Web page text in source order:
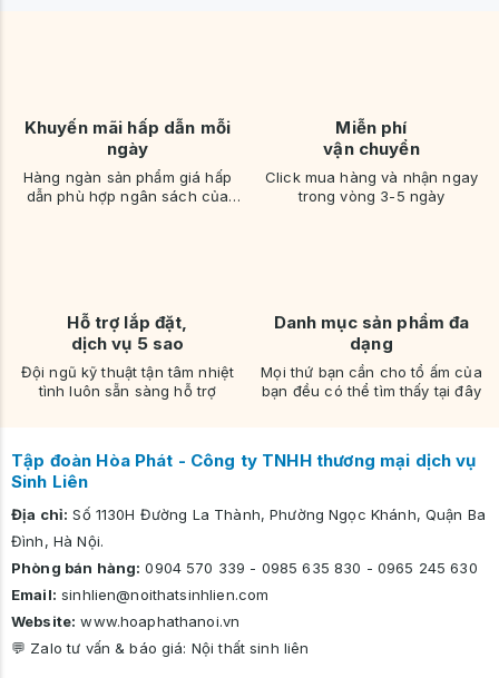
Khuyến mãi hấp dẫn mỗi
ngày
Hàng ngàn sản phẩm giá hấp
dẫn phù hợp ngân sách của
Miễn phí
vận chuyển
Click mua hàng và nhận ngay
trong vòng 3-5 ngày
Hỗ trợ lắp đặt,
dịch vụ 5 sao
Đội ngũ kỹ thuật tận tâm nhiệt
tình luôn sẵn sàng hỗ trợ
Danh mục sản phẩm đa
dạng
Mọi thứ bạn cần cho tổ ấm của
bạn đều có thể tìm thấy tại đây
Tập đoàn Hòa Phát - Công ty TNHH thương mại dịch vụ
Sinh Liên
Địa chỉ: Số 1130H Đường La Thành, Phường Ngọc Khánh, Quận Ba
Đình, Hà Nội.
Phòng bán hàng: 0904 570 339 - 0985 635 830 - 0965 245 630
Email: sinhlien@noithatsinhlien.com
Website: www.hoaphathanoi.vn
💬 Zalo tư vấn & báo giá: Nội thất sinh liên